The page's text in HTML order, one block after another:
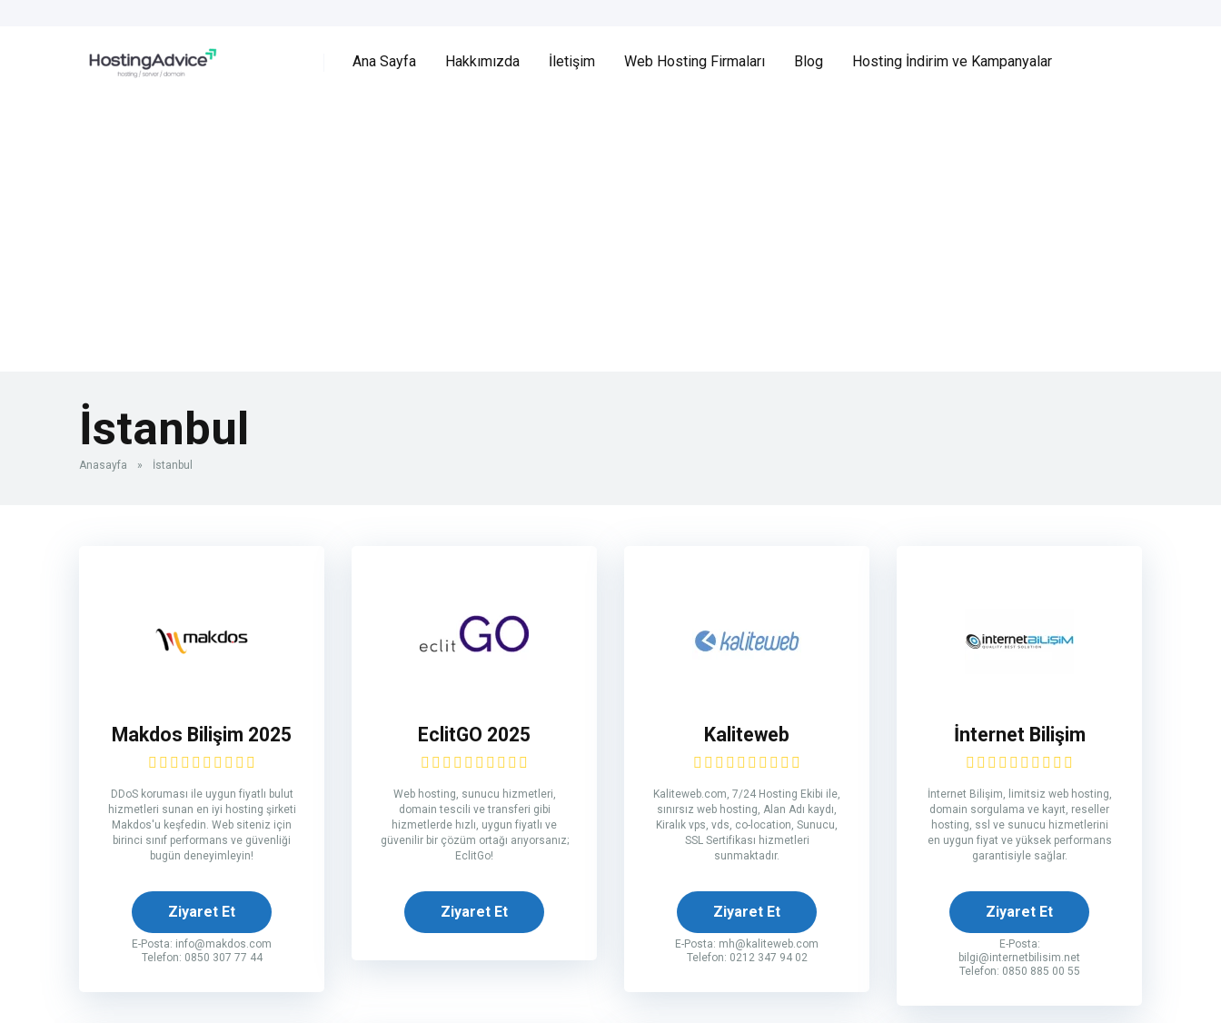
Ana Sayfa Hakkımızda İletişim Web Hosting Firmaları Blog Hosting İndirim ve Kampanyalar
İstanbul
Anasayfa » İstanbul
Makdos Bilişim 2025
DDoS koruması ile uygun fiyatlı bulut
hizmetleri sunan en iyi hosting şirketi
Makdos'u keşfedin. Web siteniz için
birinci sınıf performans ve güvenliği
bugün deneyimleyin!
Ziyaret Et
E-Posta: info@makdos.com
Telefon: 0850 307 77 44
EclitGO 2025
Web hosting, sunucu hizmetleri,
domain tescili ve transferi gibi
hizmetlerde hızlı, uygun fiyatlı ve
güvenilir bir çözüm ortağı arıyorsanız;
EclitGo!
Ziyaret Et
Kaliteweb
Kaliteweb.com, 7/24 Hosting Ekibi ile,
sınırsız web hosting, Alan Adı kaydı,
Kiralık vps, vds, co-location, Sunucu,
SSL Sertifikası hizmetleri
sunmaktadır.
Ziyaret Et
E-Posta: mh@kaliteweb.com
Telefon: 0212 347 94 02
İnternet Bilişim
İnternet Bilişim, limitsiz web hosting,
domain sorgulama ve kayıt, reseller
hosting, ssl ve sunucu hizmetlerini
en uygun fiyat ve yüksek performans
garantisiyle sağlar.
Ziyaret Et
E-Posta:
bilgi@internetbilisim.net
Telefon: 0850 885 00 55